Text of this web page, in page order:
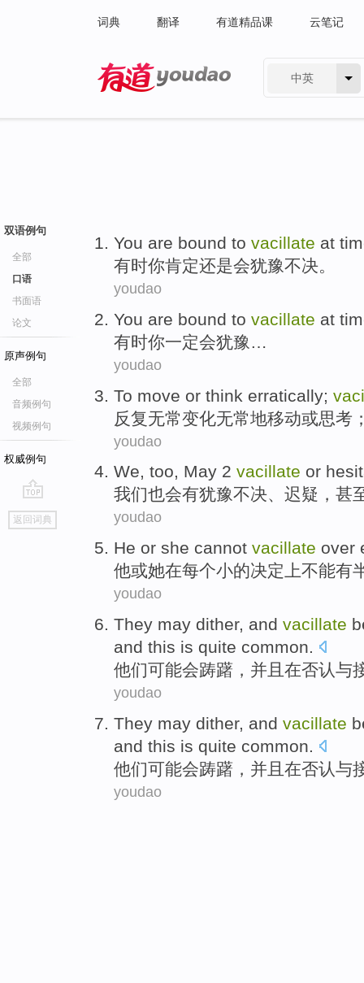
词典 翻译 有道精品课 云笔记
中英
双语例句
全部
口语
书面语
论文
原声例句
全部
音频例句
视频例句
权威例句
go
top
返回词典
You are bound to vacillate at
有时你肯定还是会犹豫不决。
youdao
You are bound to vacillate at
有时你一定会犹豫…
youdao
To move or think erratically;
反复无常变化无常地移动或思考
youdao
We, too, May 2 vacillate or
我们也会有犹豫不决、 迟疑 ， 甚
youdao
He or she cannot vacillate over
他或她在每个小的决定上不能有
youdao
They may dither, and vacillate
and this is quite common.
他们可能会踌躇 ， 并且 在否认与
youdao
They may dither, and vacillate
and this is quite common.
他们可能会踌躇 ， 并且 在否认与
youdao